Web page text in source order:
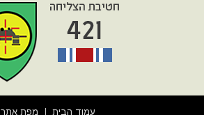
עמוד הבית מפת אתר